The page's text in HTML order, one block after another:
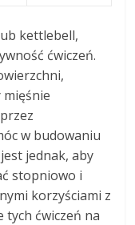
kettlebell,
ćwiczeń.
w budowaniu
jednak, aby
stopniowo i
korzyściami z
ćwiczeń na